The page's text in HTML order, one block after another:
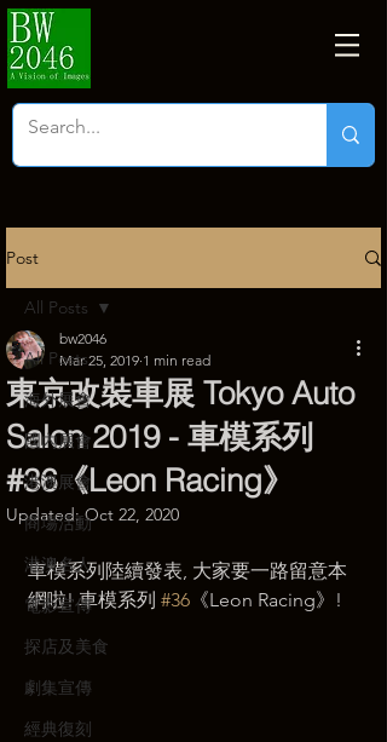
Post
All Posts
海外展會
國內展會
港澳展會
商塲活動
港澳名人
電影宣傳
探店及美食
劇集宣傳
經典復刻
All Posts
東京改裝車展 Tokyo Auto
Salon 2019 - 車模系列
#36《Leon Racing》
bw2046
Mar 25, 2019 1 min read
Updated:Oct 22, 2020
車模系列陸續發表, 大家要一路留意本
網啦! 車模系列 #36 《Leon Racing》!